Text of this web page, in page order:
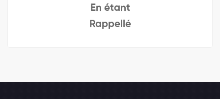
En étant
Rappellé